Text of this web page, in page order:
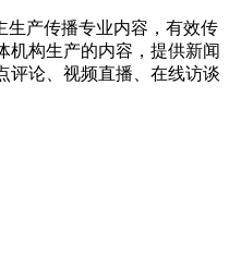
生产传播专业内容，有效传
机构生产的内容，提供新闻
评论、视频直播、在线访谈